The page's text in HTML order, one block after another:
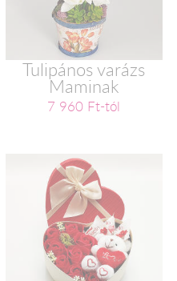
Tulipános varázs
Maminak
7 960 Ft-tól